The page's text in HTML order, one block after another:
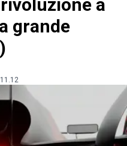
a
grande